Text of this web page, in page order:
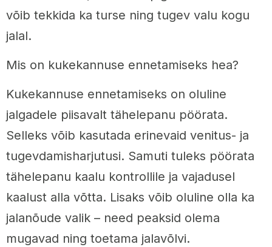
võib tekkida ka turse ning tugev valu kogu
jalal.
Mis on kukekannuse ennetamiseks hea?
Kukekannuse ennetamiseks on oluline
jalgadele piisavalt tähelepanu pöörata.
Selleks võib kasutada erinevaid venitus- ja
tugevdamisharjutusi. Samuti tuleks pöörata
tähelepanu kaalu kontrollile ja vajadusel
kaalust alla võtta. Lisaks võib oluline olla ka
jalanõude valik – need peaksid olema
mugavad ning toetama jalavõlvi.